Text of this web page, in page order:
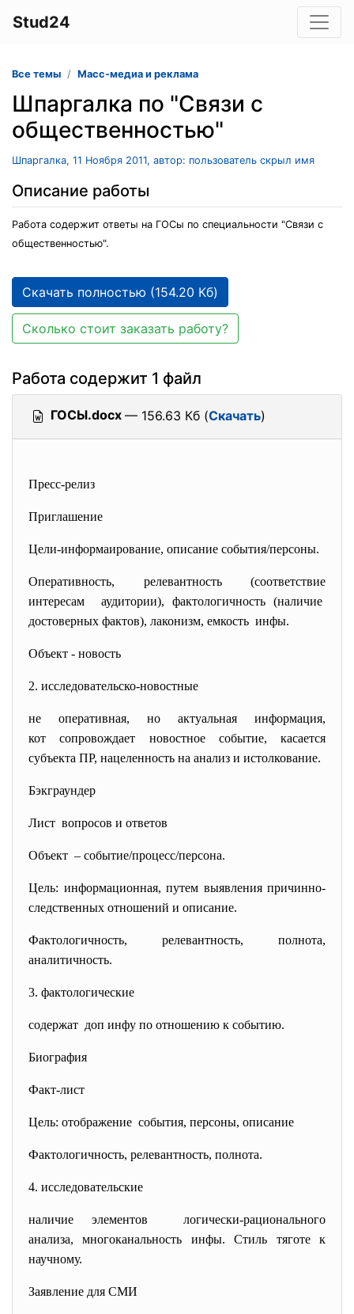
Stud24
Все темы Масс-медиа и реклама
Шпаргалка по "Связи с
общественностью"
Шпаргалка, 11 Ноября 2011, автор: пользователь скрыл имя
Описание работы
Работа содержит ответы на ГОСы по специальности "Связи с
общественностью".
Скачать полностью (154.20 Кб)
Сколько стоит заказать работу?
Работа содержит 1 файл
ГОСЫ.docx — 156.63 Кб (Скачать)
Пресс-релиз
Приглашение
Цели-информаирование, описание события/персоны.
Оперативность, релевантность (соответствие
интересам аудитории), фактологичность (наличие
достоверных фактов), лаконизм, емкость инфы.
Объект - новость
2. исследовательско-новостные
не оперативная, но актуальная информация,
кот сопровождает новостное событие, касается
субъекта ПР, нацеленность на анализ и истолкование.
Бэкграундер
Лист вопросов и ответов
Объект – событие/процесс/персона.
Цель: информационная, путем выявления причинно-
следственных отношений и описание.
Фактологичность, релевантность, полнота,
аналитичность.
3. фактологические
содержат доп инфу по отношению к событию.
Биография
Факт-лист
Цель: отображение события, персоны, описание
Фактологичность, релевантность, полнота.
4. исследовательские
наличие элементов логически-рационального
анализа, многоканальность инфы. Стиль тяготе к
научному.
Заявление для СМИ